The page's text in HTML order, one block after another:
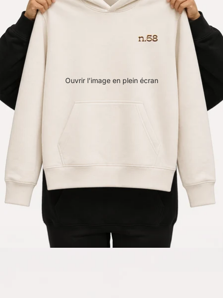
Ouvrir l’image en plein écran